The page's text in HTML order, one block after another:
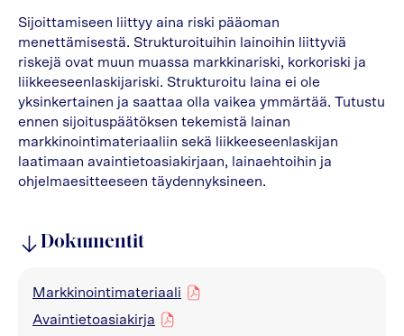
Sijoittamiseen liittyy aina riski pääoman
menettämisestä. Strukturoituihin lainoihin liittyviä
riskejä ovat muun muassa markkinariski, korkoriski ja
liikkeeseenlaskijariski. Strukturoitu laina ei ole
yksinkertainen ja saattaa olla vaikea ymmärtää. Tutustu
ennen sijoituspäätöksen tekemistä lainan
markkinointimateriaaliin sekä liikkeeseenlaskijan
laatimaan avaintietoasiakirjaan, lainaehtoihin ja
ohjelmaesitteeseen täydennyksineen.
Dokumentit
Markkinointimateriaali
pdf
Avaintietoasiakirja
pdf